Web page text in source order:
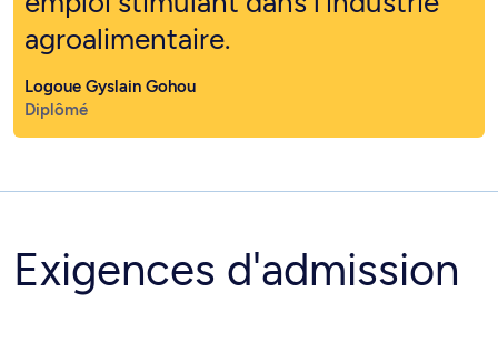
agroalimentaire.
Logoue Gyslain Gohou
Diplômé
Exigences d'admission